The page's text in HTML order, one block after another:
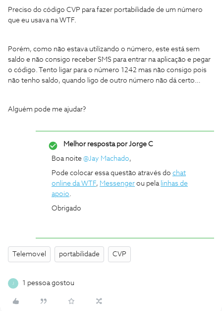
Preciso do código CVP para fazer portabilidade de um número
que eu usava na WTF.
Porém, como não estava utilizando o número, este está sem
saldo e não consigo receber SMS para entrar na aplicação e pegar
o código. Tento ligar para o número 1242 mas não consigo pois
não tenho saldo, quando ligo de outro número não dá certo…
​​​​​​Alguém pode me ajudar?
Melhor resposta porJorge C
Boa noite @Jay Machado,
Pode colocar essa questão através do chat
online da WTF, Messenger ou pela linhas de
apoio.
Obrigado
Telemovel portabilidade CVP
1 pessoa gostou